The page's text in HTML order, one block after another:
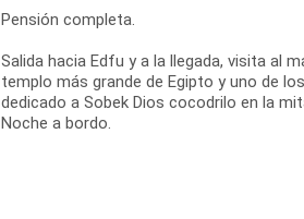
Pensión completa.
Salida hacia Edfu y a la llegada, visita al
templo más grande de Egipto y uno de
dedicado a Sobek Dios cocodrilo en la
Noche a bordo.